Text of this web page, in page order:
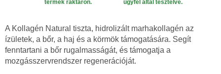
termék raktáron.
ügyfél által tesztelve.
A Kollagén Natural tiszta, hidrolizált marhakollagén az
ízületek, a bőr, a haj és a körmök támogatására. Segít
fenntartani a bőr rugalmasságát, és támogatja a
mozgásszervrendszer regenerációját.